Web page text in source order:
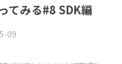
てみる#8 SDK編
09